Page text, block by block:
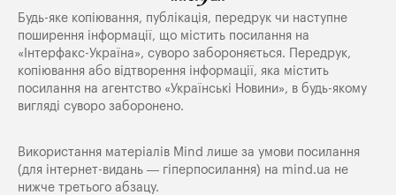
Будь-яке копiювання, публiкацiя, передрук чи наступне
поширення iнформацiї, що мiстить посилання на
«Iнтерфакс-Україна», суворо забороняється. Передрук,
копіювання або відтворення інформації, яка містить
посилання на агентство «Українські Новини», в будь-якому
вигляді суворо заборонено.
Використання матеріалів Mind лише за умови посилання
(для інтернет-видань — гіперпосилання) на mind.ua не
нижче третього абзацу.